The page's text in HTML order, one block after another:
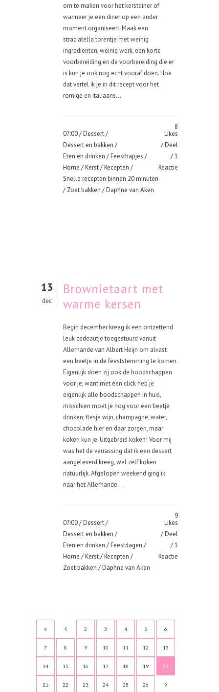
om te maken voor het kerstdiner of
wanneer je een diner op een ander
moment organiseert. Maak een
straciatella torentje met weinig
ingrediënten, weinig werk, een korte
voorbereiding en de voorbereiding die er
is kun je ook nog echt vooraf doen. Hoe
dat vertel ik je in dit recept voor het
romige en Italiaans...
07:00 /Dessert/
Dessert en bakken /
Eten en drinken /Feesthapjes /
Home /Kerst/Recepten /
Snelle recepten binnen 20 minuten
/ Zoet bakken / Daphne van Aken
8
Likes
Deel
1
Reactie
13
dec
Brownietaart met
warme kersen
Begin december kreeg ik een ontzettend
leuk cadeautje toegestuurd vanuit
Allerhande van Albert Heijn om alvast
een beetje in de feeststemming te komen.
Eigenlijk doen zij ook de boodschappen
voor je, want met één click heb je
eigenlijk alle boodschappen in huis,
misschien moet je nog voor een beetje
drinken; flesje wijn, champagne, water,
chocolade hier en daar zorgen, maar
koken kun je. Uitgebreid koken! Voor mij
was het de verrassing dat ik een dessert
aangeleverd kreeg, wel zelf koken
natuurlijk. Afgelopen weekend ging ik
naar het Allerhande...
07:00 /Dessert/
Dessert en bakken /
Eten en drinken /Feestdagen /
Home /Kerst/Recepten /
Zoet bakken / Daphne van Aken
9
Likes
Deel
1
Reactie
2 3 4 5 6
7 8 9 10 11 12 13
14 15 16 17 18 19 20
21 22 23 24 25 26